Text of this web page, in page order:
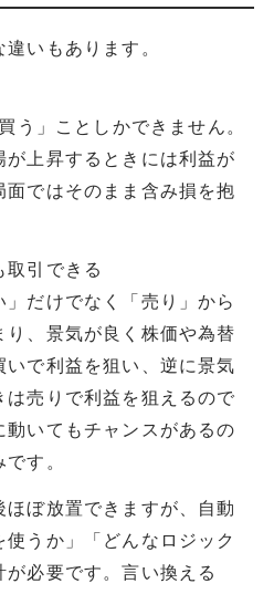
いもあります。
う」ことしかできません。
上昇するときには利益が
ではそのまま含み損を抱
取引できる
だけでなく「売り」から
、景気が良く株価や為替
で利益を狙い、逆に景気
売りで利益を狙えるので
いてもチャンスがあるの
す。
ぼ放置できますが、自動
うか」「どんなロジック
必要です。言い換える